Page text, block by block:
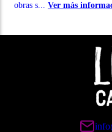
obras s... Ver más